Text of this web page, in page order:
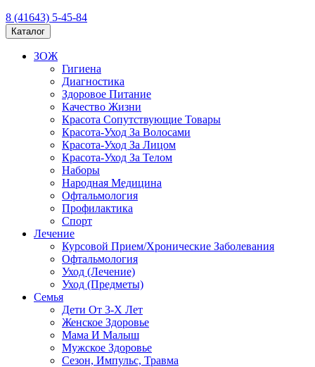
8 (41643) 5-45-84
Каталог
ЗОЖ
Гигиена
Диагностика
Здоровое Питание
Качество Жизни
Красота Сопутствующие Товары
Красота-Уход За Волосами
Красота-Уход За Лицом
Красота-Уход За Телом
Наборы
Народная Медицина
Офтальмология
Профилактика
Спорт
Лечение
Курсовой Прием/Хронические Заболевания
Офтальмология
Уход (Лечение)
Уход (Предметы)
Семья
Дети От 3-Х Лет
Женское Здоровье
Мама И Малыш
Мужское Здоровье
Сезон, Импульс, Травма